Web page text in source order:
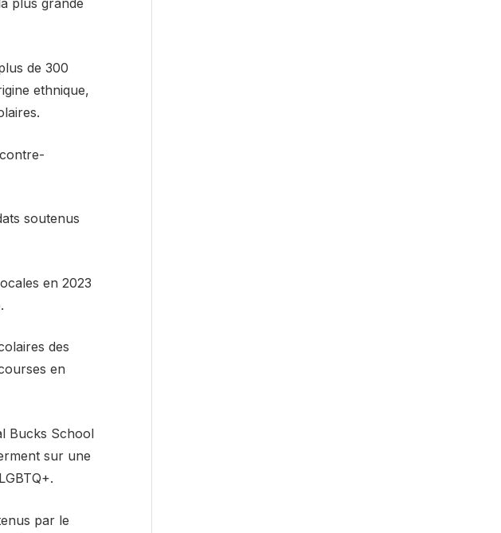
plus grande
de 300
ethnique,
soutenus
en 2023
des
en
Bucks School
sur une
par le